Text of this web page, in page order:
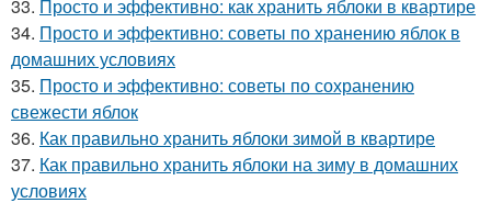
33. Просто и эффективно: как хранить яблоки в квартире
34. Просто и эффективно: советы по хранению яблок в
домашних условиях
35. Просто и эффективно: советы по сохранению
свежести яблок
36. Как правильно хранить яблоки зимой в квартире
37. Как правильно хранить яблоки на зиму в домашних
условиях